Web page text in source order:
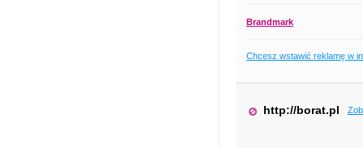
Brandmark
Chcesz wstawić reklamę w
http://borat.pl